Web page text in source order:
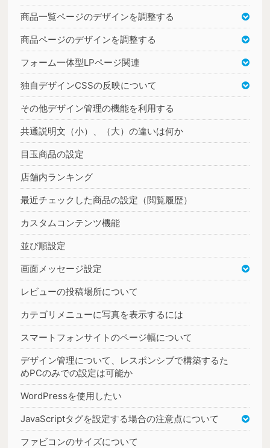
商品一覧ページのデザインを調整する
商品ページのデザインを調整する
フォーム一体型LPページ関連
独自デザインCSSの反映について
その他デザイン管理の機能を利用する
共通説明文（小）、（大）の違いは何か
目玉商品の設定
店舗内ランキング
最近チェックした商品の設定（閲覧履歴）
カスタムコンテンツ機能
並び順設定
画面メッセージ設定
レビューの投稿場所について
カテゴリメニューに写真を表示するには
スマートフォンサイトのページ幅について
デザイン管理について、レスポンシブで構築するた
めPCのみでの設定は可能か
WordPressを使用したい
JavaScriptタグを設定する場合の注意点について
ファビコンのサイズについて